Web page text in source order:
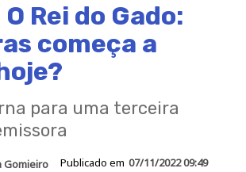
Rei do Gado:
começa a
para uma terceira
Gomieiro Publicado em 07/11/2022 09:49